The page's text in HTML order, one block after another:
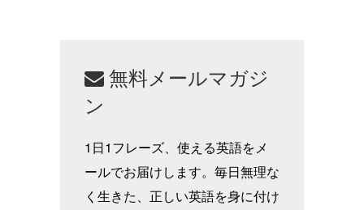
無料メールマガジ
ン
1日1フレーズ、使える英語をメ
ールでお届けします。毎日無理な
く生きた、正しい英語を身に付け